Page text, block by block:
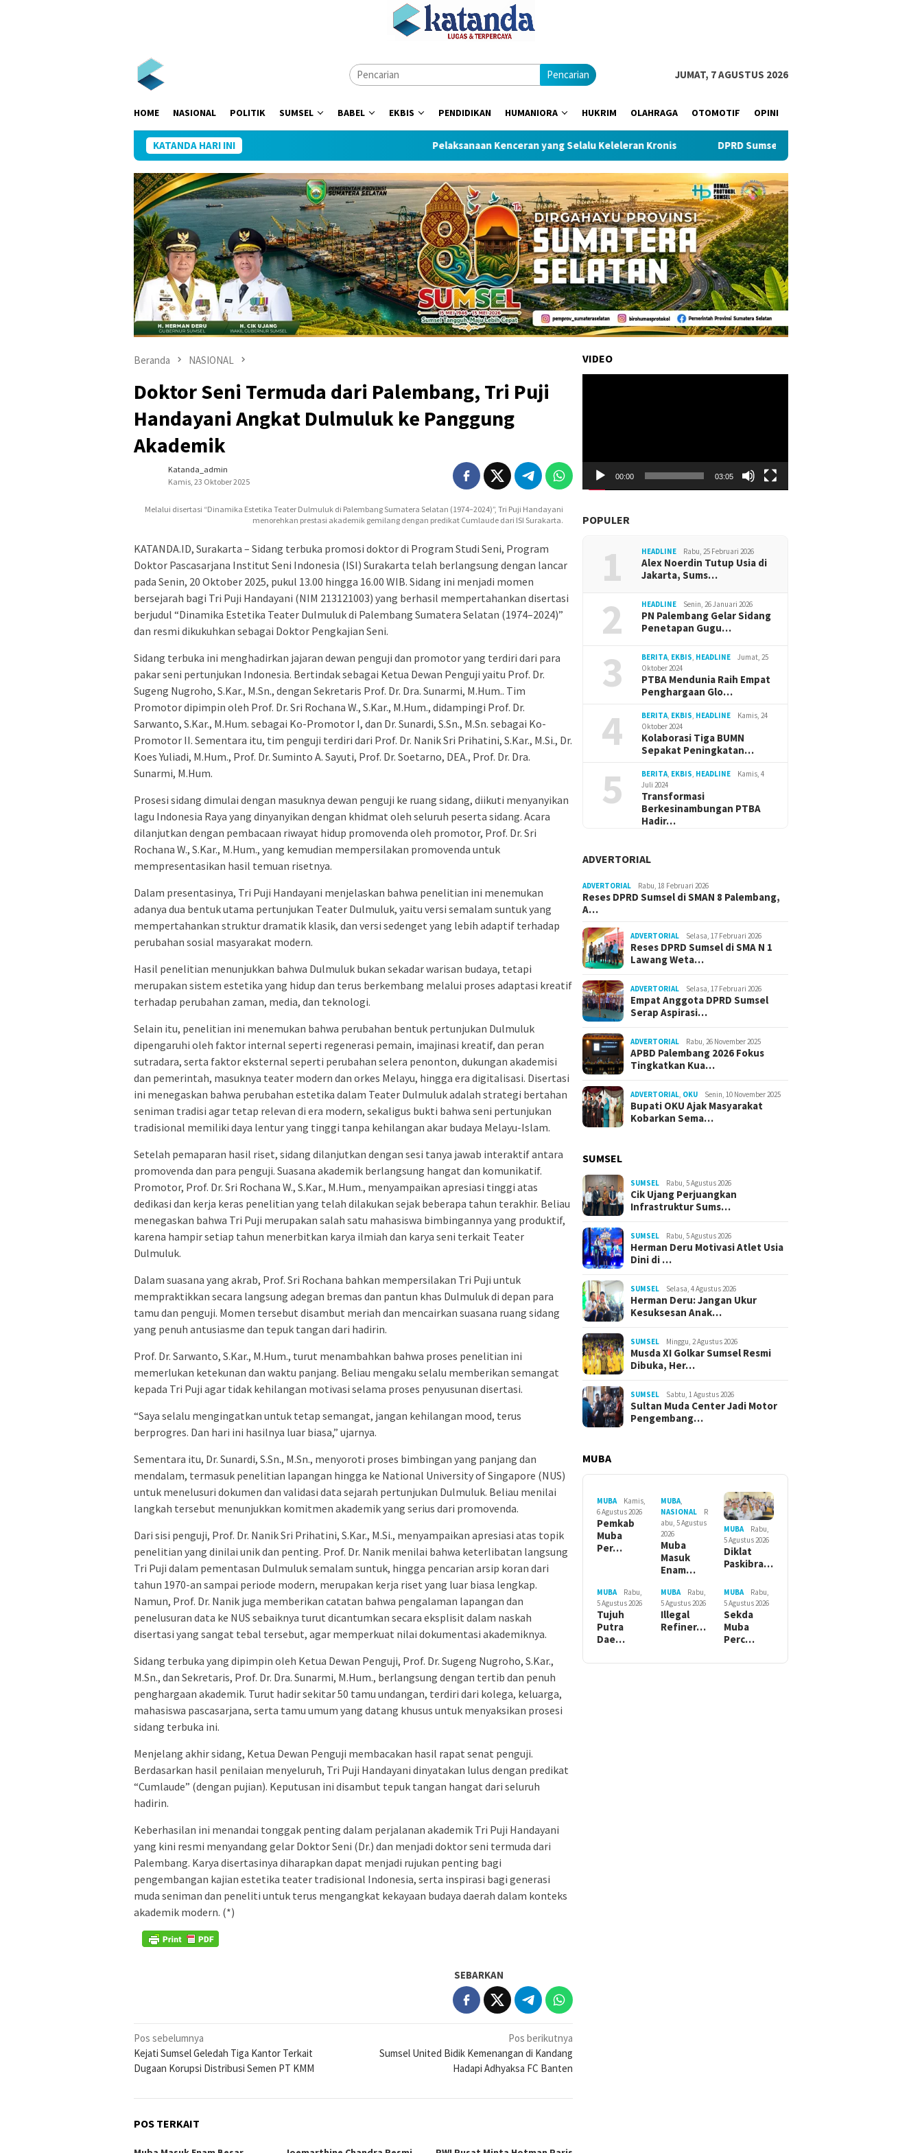
Pencarian JUMAT, 7 AGUSTUS 2026
HOME NASIONAL POLITIK SUMSEL BABEL EKBIS PENDIDIKAN HUMANIORA HUKRIM OLAHRAGA OTOMOTIF OPINI
KATANDA HARI INI Pelaksanaan Kenceran yang Selalu Keleleran Kronis DPRD Sumsel Minta BPKAD Jelaskan Konflik
Beranda NASIONAL
Doktor Seni Termuda dari Palembang, Tri Puji
Handayani Angkat Dulmuluk ke Panggung
Akademik
Katanda_admin
Kamis, 23 Oktober 2025
Melalui disertasi “Dinamika Estetika Teater Dulmuluk di Palembang Sumatera Selatan (1974–2024)”, Tri Puji Handayani
menorehkan prestasi akademik gemilang dengan predikat Cumlaude dari ISI Surakarta.
KATANDA.ID, Surakarta – Sidang terbuka promosi doktor di Program Studi Seni, Program
Doktor Pascasarjana Institut Seni Indonesia (ISI) Surakarta telah berlangsung dengan lancar
pada Senin, 20 Oktober 2025, pukul 13.00 hingga 16.00 WIB. Sidang ini menjadi momen
bersejarah bagi Tri Puji Handayani (NIM 213121003) yang berhasil mempertahankan disertasi
berjudul “Dinamika Estetika Teater Dulmuluk di Palembang Sumatera Selatan (1974–2024)”
dan resmi dikukuhkan sebagai Doktor Pengkajian Seni.
Sidang terbuka ini menghadirkan jajaran dewan penguji dan promotor yang terdiri dari para
pakar seni pertunjukan Indonesia. Bertindak sebagai Ketua Dewan Penguji yaitu Prof. Dr.
Sugeng Nugroho, S.Kar., M.Sn., dengan Sekretaris Prof. Dr. Dra. Sunarmi, M.Hum.. Tim
Promotor dipimpin oleh Prof. Dr. Sri Rochana W., S.Kar., M.Hum., didampingi Prof. Dr.
Sarwanto, S.Kar., M.Hum. sebagai Ko-Promotor I, dan Dr. Sunardi, S.Sn., M.Sn. sebagai Ko-
Promotor II. Sementara itu, tim penguji terdiri dari Prof. Dr. Nanik Sri Prihatini, S.Kar., M.Si., Dr.
Koes Yuliadi, M.Hum., Prof. Dr. Suminto A. Sayuti, Prof. Dr. Soetarno, DEA., Prof. Dr. Dra.
Sunarmi, M.Hum.
Prosesi sidang dimulai dengan masuknya dewan penguji ke ruang sidang, diikuti menyanyikan
lagu Indonesia Raya yang dinyanyikan dengan khidmat oleh seluruh peserta sidang. Acara
dilanjutkan dengan pembacaan riwayat hidup promovenda oleh promotor, Prof. Dr. Sri
Rochana W., S.Kar., M.Hum., yang kemudian mempersilakan promovenda untuk
mempresentasikan hasil temuan risetnya.
Dalam presentasinya, Tri Puji Handayani menjelaskan bahwa penelitian ini menemukan
adanya dua bentuk utama pertunjukan Teater Dulmuluk, yaitu versi semalam suntuk yang
mempertahankan struktur dramatik klasik, dan versi sedenget yang lebih adaptif terhadap
perubahan sosial masyarakat modern.
Hasil penelitian menunjukkan bahwa Dulmuluk bukan sekadar warisan budaya, tetapi
merupakan sistem estetika yang hidup dan terus berkembang melalui proses adaptasi kreatif
terhadap perubahan zaman, media, dan teknologi.
Selain itu, penelitian ini menemukan bahwa perubahan bentuk pertunjukan Dulmuluk
dipengaruhi oleh faktor internal seperti regenerasi pemain, imajinasi kreatif, dan peran
sutradara, serta faktor eksternal seperti perubahan selera penonton, dukungan akademisi
dan pemerintah, masuknya teater modern dan orkes Melayu, hingga era digitalisasi. Disertasi
ini menegaskan bahwa perubahan estetika dalam Teater Dulmuluk adalah strategi bertahan
seniman tradisi agar tetap relevan di era modern, sekaligus bukti bahwa seni pertunjukan
tradisional memiliki daya lentur yang tinggi tanpa kehilangan akar budaya Melayu-Islam.
Setelah pemaparan hasil riset, sidang dilanjutkan dengan sesi tanya jawab interaktif antara
promovenda dan para penguji. Suasana akademik berlangsung hangat dan komunikatif.
Promotor, Prof. Dr. Sri Rochana W., S.Kar., M.Hum., menyampaikan apresiasi tinggi atas
dedikasi dan kerja keras penelitian yang telah dilakukan sejak beberapa tahun terakhir. Beliau
menegaskan bahwa Tri Puji merupakan salah satu mahasiswa bimbingannya yang produktif,
karena hampir setiap tahun menerbitkan karya ilmiah dan karya seni terkait Teater
Dulmuluk.
Dalam suasana yang akrab, Prof. Sri Rochana bahkan mempersilakan Tri Puji untuk
mempraktikkan secara langsung adegan bremas dan pantun khas Dulmuluk di depan para
tamu dan penguji. Momen tersebut disambut meriah dan mencairkan suasana ruang sidang
yang penuh antusiasme dan tepuk tangan dari hadirin.
Prof. Dr. Sarwanto, S.Kar., M.Hum., turut menambahkan bahwa proses penelitian ini
memerlukan ketekunan dan waktu panjang. Beliau mengaku selalu memberikan semangat
kepada Tri Puji agar tidak kehilangan motivasi selama proses penyusunan disertasi.
“Saya selalu mengingatkan untuk tetap semangat, jangan kehilangan mood, terus
berprogres. Dan hari ini hasilnya luar biasa,” ujarnya.
Sementara itu, Dr. Sunardi, S.Sn., M.Sn., menyoroti proses bimbingan yang panjang dan
mendalam, termasuk penelitian lapangan hingga ke National University of Singapore (NUS)
untuk menelusuri dokumen dan validasi data sejarah pertunjukan Dulmuluk. Beliau menilai
langkah tersebut menunjukkan komitmen akademik yang serius dari promovenda.
Dari sisi penguji, Prof. Dr. Nanik Sri Prihatini, S.Kar., M.Si., menyampaikan apresiasi atas topik
penelitian yang dinilai unik dan penting. Prof. Dr. Nanik menilai bahwa keterlibatan langsung
Tri Puji dalam pementasan Dulmuluk semalam suntuk, hingga pencarian arsip koran dari
tahun 1970-an sampai periode modern, merupakan kerja riset yang luar biasa lengkap.
Namun, Prof. Dr. Nanik juga memberikan catatan bahwa pengalaman lapangan dan
penelusuran data ke NUS sebaiknya turut dicantumkan secara eksplisit dalam naskah
disertasi yang sangat tebal tersebut, agar memperkuat nilai dokumentasi akademiknya.
Sidang terbuka yang dipimpin oleh Ketua Dewan Penguji, Prof. Dr. Sugeng Nugroho, S.Kar.,
M.Sn., dan Sekretaris, Prof. Dr. Dra. Sunarmi, M.Hum., berlangsung dengan tertib dan penuh
penghargaan akademik. Turut hadir sekitar 50 tamu undangan, terdiri dari kolega, keluarga,
mahasiswa pascasarjana, serta tamu umum yang datang khusus untuk menyaksikan prosesi
sidang terbuka ini.
Menjelang akhir sidang, Ketua Dewan Penguji membacakan hasil rapat senat penguji.
Berdasarkan hasil penilaian menyeluruh, Tri Puji Handayani dinyatakan lulus dengan predikat
“Cumlaude” (dengan pujian). Keputusan ini disambut tepuk tangan hangat dari seluruh
hadirin.
Keberhasilan ini menandai tonggak penting dalam perjalanan akademik Tri Puji Handayani
yang kini resmi menyandang gelar Doktor Seni (Dr.) dan menjadi doktor seni termuda dari
Palembang. Karya disertasinya diharapkan dapat menjadi rujukan penting bagi
pengembangan kajian estetika teater tradisional Indonesia, serta inspirasi bagi generasi
muda seniman dan peneliti untuk terus mengangkat kekayaan budaya daerah dalam konteks
akademik modern. (*)
SEBARKAN
Navigasi
pos
Pos sebelumnya
Kejati Sumsel Geledah Tiga Kantor Terkait
Dugaan Korupsi Distribusi Semen PT KMM
Pos berikutnya
Sumsel United Bidik Kemenangan di Kandang
Hadapi Adhyaksa FC Banten
POS TERKAIT
VIDEO
00:00 03:05
POPULER
1 HEADLINE Rabu, 25 Februari 2026
Alex Noerdin Tutup Usia di
Jakarta, Sums…
2 HEADLINE Senin, 26 Januari 2026
PN Palembang Gelar Sidang
Penetapan Gugu…
3 BERITA, EKBIS, HEADLINE
Jumat, 25
Oktober 2024
PTBA Mendunia Raih Empat
Penghargaan Glo…
4 BERITA, EKBIS, HEADLINE
Kamis, 24
Oktober 2024
Kolaborasi Tiga BUMN
Sepakat Peningkatan…
5 BERITA, EKBIS, HEADLINE
Kamis, 4
Juli 2024
Transformasi
Berkesinambungan PTBA
Hadir…
ADVERTORIAL
ADVERTORIAL Rabu, 18 Februari 2026
Reses DPRD Sumsel di SMAN 8 Palembang,
A…
ADVERTORIAL Selasa, 17 Februari 2026
Reses DPRD Sumsel di SMA N 1
Lawang Weta…
ADVERTORIAL Selasa, 17 Februari 2026
Empat Anggota DPRD Sumsel
Serap Aspirasi…
ADVERTORIAL Rabu, 26 November 2025
APBD Palembang 2026 Fokus
Tingkatkan Kua…
ADVERTORIAL, OKU Senin, 10 November 2025
Bupati OKU Ajak Masyarakat
Kobarkan Sema…
SUMSEL
SUMSEL Rabu, 5 Agustus 2026
Cik Ujang Perjuangkan
Infrastruktur Sums…
SUMSEL Rabu, 5 Agustus 2026
Herman Deru Motivasi Atlet Usia
Dini di …
SUMSEL Selasa, 4 Agustus 2026
Herman Deru: Jangan Ukur
Kesuksesan Anak…
SUMSEL Minggu, 2 Agustus 2026
Musda XI Golkar Sumsel Resmi
Dibuka, Her…
SUMSEL Sabtu, 1 Agustus 2026
Sultan Muda Center Jadi Motor
Pengembang…
MUBA
MUBA
Kamis,
6 Agustus 2026
Pemkab
Muba
Per…
MUBA,
NASIONAL
R
abu, 5 Agustus
2026
Muba
Masuk
Enam…
MUBA
Rabu,
5 Agustus 2026
Diklat
Paskibra…
MUBA
Rabu,
5 Agustus 2026
Tujuh
Putra
Dae…
MUBA
Rabu,
5 Agustus 2026
Illegal
Refiner…
MUBA
Rabu,
5 Agustus 2026
Sekda
Muba
Perc…